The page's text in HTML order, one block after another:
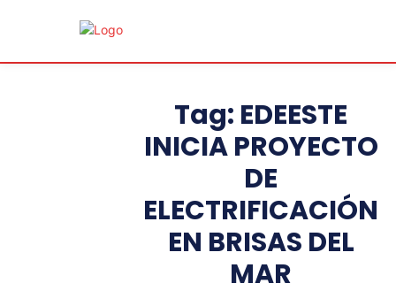
Tag: EDEESTE
INICIA PROYECTO
DE
ELECTRIFICACIÓN
EN BRISAS DEL
MAR